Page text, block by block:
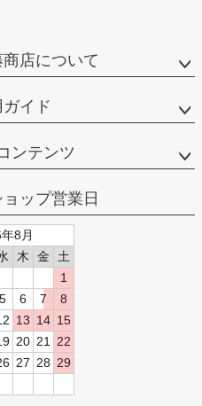
店について
イド
ンテンツ
ップ営業日
8月
木 金
土
1
5 6 7
8
13 14 15
20 21
22
27 28 29